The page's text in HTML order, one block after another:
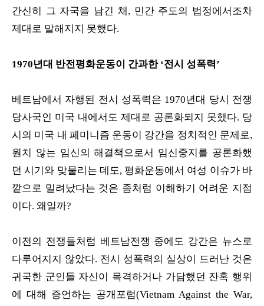
간신히 그 자국을 남긴 채, 민간 주도의 법정에서조차
제대로 말해지지 못했다.
1970년대 반전평화운동이 간과한 ‘전시 성폭력’
베트남에서 자행된 전시 성폭력은 1970년대 당시 전쟁
당사국인 미국 내에서도 제대로 공론화되지 못했다. 당
시의 미국 내 페미니즘 운동이 강간을 정치적인 문제로,
원치 않는 임신의 해결책으로서 임신중지를 공론화했
던 시기와 맞물리는 데도, 평화운동에서 여성 이슈가 바
깥으로 밀려났다는 것은 좀처럼 이해하기 어려운 지점
이다. 왜일까?
이전의 전쟁들처럼 베트남전쟁 중에도 강간은 뉴스로
다루어지지 않았다. 전시 성폭력의 실상이 드러난 것은
귀국한 군인들 자신이 목격하거나 가담했던 잔혹 행위
에 대해 증언하는 공개포럼(Vietnam Against the War,